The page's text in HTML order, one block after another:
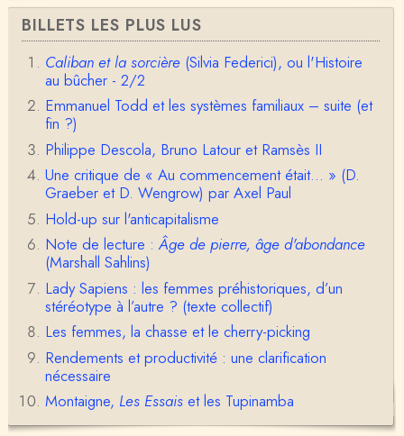
Claude Julien
Bonjour Monsieur,Récent abonné à votre blog, je vi
ens de lire votre dernière publication, qui m’a be…
Anonymous
1° Le message subliminal est celui-ci: il y a un sché
ma évolutif des sociétés, avec des stades infér…
Olivier Anselm
Une nouvelle fois, cher Christophe Darmangeat, m
erci pour l'intelligence et le sens salutaire de…
Christophe Darmangeat
Déjà, je ne vois pas pourquoi le pénis compterait
moins que la peau ! ;-)Ensuite, je ne vois pas no…
Damian
Merci de cet excellent texte (même si il y a sans d
oute une faute de frappe dans la citation de A,
H…
Pierre
Bonjour,En fin de conférence vous évoquez les ca
uses de l'apparition de la notion d'égalité …
BILLETS LES PLUS LUS
Caliban et la sorcière(Silvia Federici), ou l'Histoire
au bûcher - 2/2
Emmanuel Todd et les systèmes familiaux – suite (et
fin ?)
Philippe Descola, Bruno Latour et Ramsès II
Une critique de « Au commencement était... » (D.
Graeber et D. Wengrow) par Axel Paul
Hold-up sur l'anticapitalisme
Note de lecture :Âge de pierre, âge d'abondance
(Marshall Sahlins)
Lady Sapiens : les femmes préhistoriques, d’un
stéréotype à l’autre ? (texte collectif)
Les femmes, la chasse et le cherry-picking
Rendements et productivité : une clarification
nécessaire
Montaigne, Les Essaiset les Tupinamba